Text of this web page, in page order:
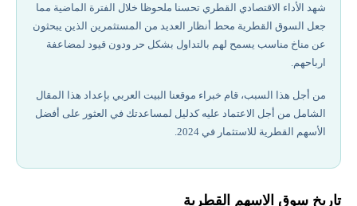
أفضل أسهم للتداول في قطر (محليا ودوليا)
كيف اشتري اسهم في بورصة قطر
إخلاء المسؤولية وتنويه المخاطر
شهد الأداء الاقتصادي القطري تحسنا ملحوظا خلال الفترة الماضية مما
جعل السوق القطرية محط أنظار العديد من المستثمرين الذين يبحثون
عن مناخ مناسب يسمح لهم بالتداول بشكل حر ودون قيود لمضاعفة
ارباحهم.
من أجل هذا السبب، قام خبراء موقعنا البيت العربي بإعداد هذا المقال
الشامل من أجل الاعتماد عليه كدليل لمساعدتك في العثور على أفضل
الأسهم القطرية للاستثمار في 2024.
تاريخ سوق الاسهم القطرية